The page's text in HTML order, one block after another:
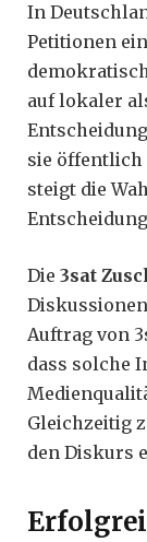
In
Petitionen
auf lokaler
sie öffentlich
steigt die
Die 3sat
Auftrag von
dass solche
Gleichzeitig
den Diskurs